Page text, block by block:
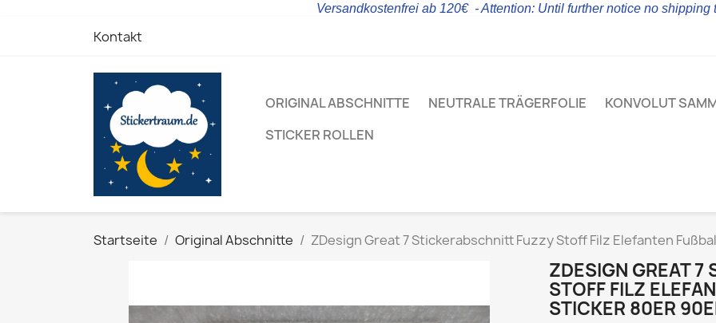
Versandkostenfrei ab 120€ - Attention: Until further notice no shipping
Kontakt
ORIGINAL ABSCHNITTE NEUTRALE TRÄGERFOLIE KONVOLUT
STICKER ROLLEN
Startseite Original Abschnitte ZDesign Great 7 Stickerabschnitt Fuzzy Stoff Filz Elefanten
ZDESIGN GREAT 7
STOFF FILZ
TICKER 80ER 90ER